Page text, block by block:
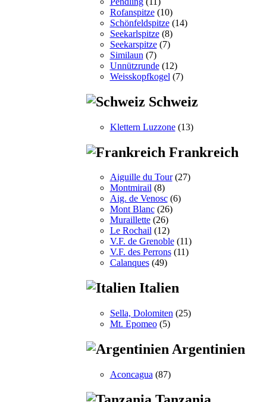
Rofanspitze(10)
Schönfeldspitze(14)
Seekarlspitze(8)
Seekarspitze(7)
Similaun (7)
Unnützrunde(12)
Weisskopfkogel (7)
Schweiz
Klettern Luzzone(13)
Frankreich
Aiguille du Tour(27)
Montmirail(8)
Aig. de Venosc(6)
Mont Blanc(26)
Muraillette(26)
Le Rochail(12)
V.F. de Grenoble(11)
V.F. des Perrons(11)
Calanques(49)
Italien
Sella, Dolomiten (25)
Mt. Epomeo(5)
Argentinien
Aconcagua (87)